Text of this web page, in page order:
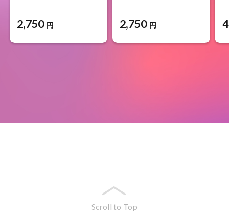
2,750 円 2,750 円
Scroll to Top